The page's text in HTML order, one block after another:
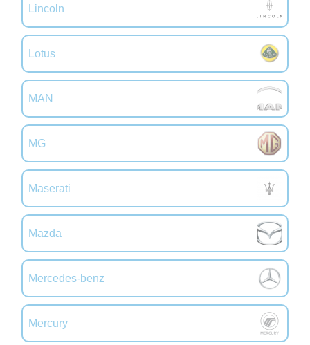
Lincoln
Lotus
MAN
MG
Maserati
Mazda
Mercedes-benz
Mercury